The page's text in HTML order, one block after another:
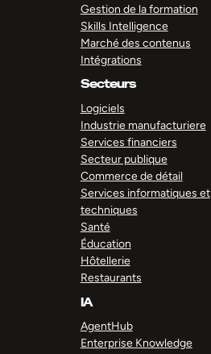
Gestion de la formation
Skills Intelligence
Marché des contenus
Intégrations
Secteurs
Logiciels
Industrie manufacturiere
Services financiers
Secteur publique
Commerce de détail
Services informatiques et
techniques
Santé
Éducation
Hôtellerie
Restaurants
IA
AgentHub
Enterprise Knowledge